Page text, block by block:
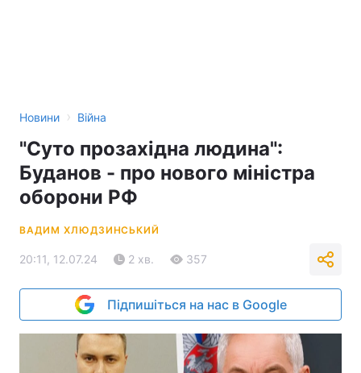
Новини › Війна
"Суто прозахідна людина":
Буданов - про нового міністра
оборони РФ
ВАДИМ ХЛЮДЗИНСЬКИЙ
20:11, 12.07.24 2 хв. 357
Підпишіться на нас в Google